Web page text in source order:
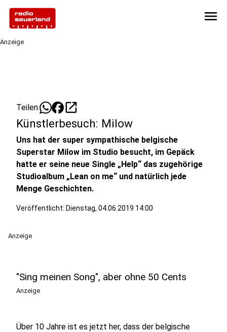
menu
Anzeige
Teilen: open_in_new
Künstlerbesuch: Milow
Uns hat der super sympathische belgische
Superstar Milow im Studio besucht, im Gepäck
hatte er seine neue Single „Help“ das zugehörige
Studioalbum „Lean on me“ und natürlich jede
Menge Geschichten.
Veröffentlicht: Dienstag, 04.06.2019 14:00
Anzeige
"Sing meinen Song", aber ohne 50 Cents
Anzeige
Über 10 Jahre ist es jetzt her, dass der belgische